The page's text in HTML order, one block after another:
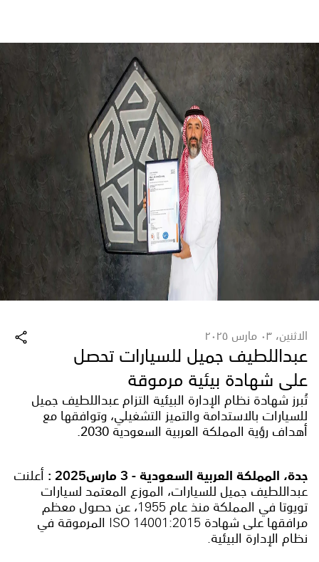
الاثنين، ٠٣ مارس ٢٠٢٥
عبداللطيف جميل للسيارات تحصل
على شهادة بيئية مرموقة
تُبرز شهادة نظام الإدارة البيئية التزام عبداللطيف جميل
للسيارات بالاستدامة والتميز التشغيلي، وتوافقها مع
أهداف رؤية المملكة العربية السعودية 2030.
جدة، المملكة العربية السعودية - 3 مارس2025 :
أعلنت
عبداللطيف جميل للسيارات، الموزع المعتمد لسيارات
تويوتا في المملكة منذ عام 1955، عن حصول معظم
مرافقها على شهادة ISO 14001:2015 المرموقة في
نظام الإدارة البيئية.